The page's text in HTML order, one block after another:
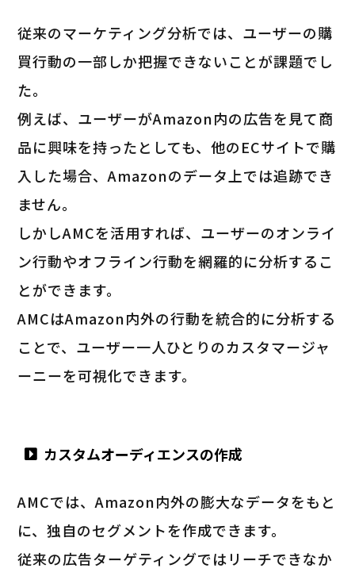
従来のマーケティング分析では、ユーザーの購
買行動の一部しか把握できないことが課題でし
た。
例えば、ユーザーがAmazon内の広告を見て商
品に興味を持ったとしても、他のECサイトで購
入した場合、Amazonのデータ上では追跡でき
ません。
しかしAMCを活用すれば、ユーザーのオンライ
ン行動やオフライン行動を網羅的に分析するこ
とができます。
AMCはAmazon内外の行動を統合的に分析する
ことで、ユーザー一人ひとりのカスタマージャ
ーニーを可視化できます。
カスタムオーディエンスの作成
AMCでは、Amazon内外の膨大なデータをもと
に、独自のセグメントを作成できます。
従来の広告ターゲティングではリーチできなか